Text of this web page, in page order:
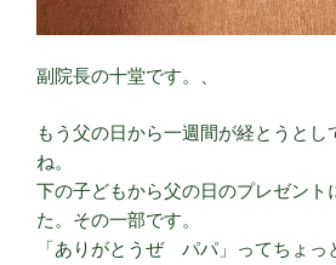
副院長の十堂です。、
もう父の日から一週間が経とうとし
ね。
下の子どもから父の日のプレゼント
た。その一部です。
「ありがとうぜ パパ」ってちょっ